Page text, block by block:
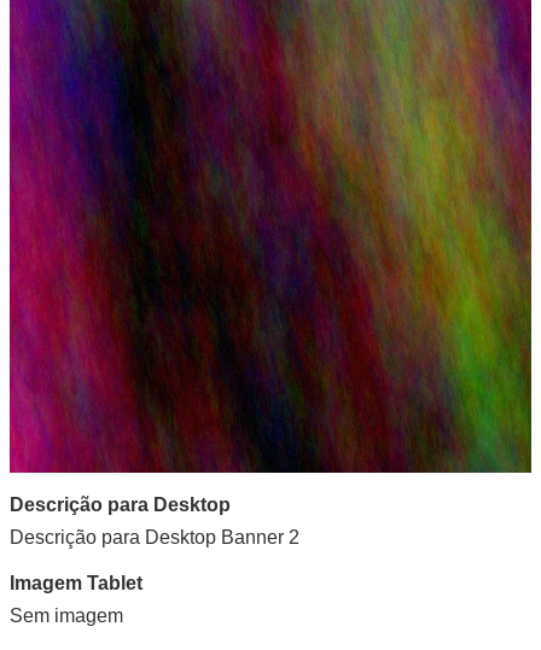
Descrição para Desktop
Descrição para Desktop Banner 2
Imagem Tablet
Sem imagem